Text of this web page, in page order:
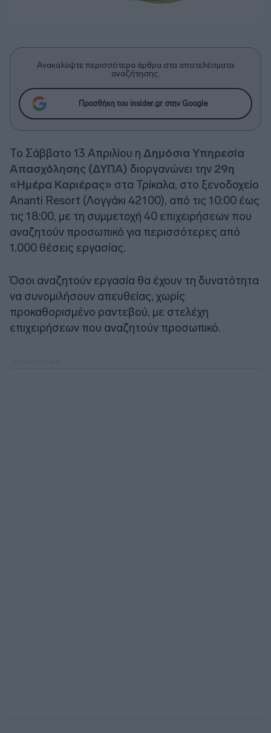
Ανακαλύψτε περισσότερα άρθρα στα αποτελέσματα
αναζήτησης.
Προσθήκη του insider.gr στην Google
Το Σάββατο 13 Απριλίου η Δημόσια Υπηρεσία
Απασχόλησης (ΔΥΠΑ) διοργανώνει την 29η
«Ημέρα Καριέρας» στα Τρίκαλα, στο ξενοδοχείο
Ananti Resort (Λογγάκι 42100), από τις 10:00 έως
τις 18:00, με τη συμμετοχή 40 επιχειρήσεων που
αναζητούν προσωπικό για περισσότερες από
1.000 θέσεις εργασίας.
Όσοι αναζητούν εργασία θα έχουν τη δυνατότητα
να συνομιλήσουν απευθείας, χωρίς
προκαθορισμένο ραντεβού, με στελέχη
επιχειρήσεων που αναζητούν προσωπικό.